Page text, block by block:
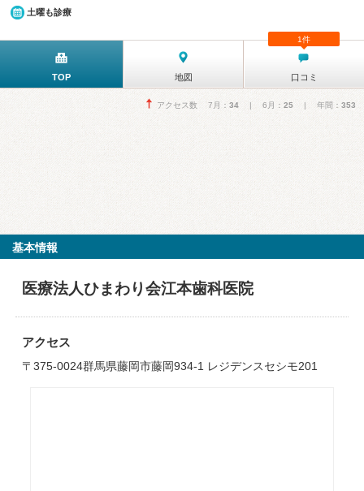
土曜も診療
TOP 地図 口コミ
1件
アクセス数 7月： 34 | 6月： 25 | 年間： 353
基本情報
医療法人ひまわり会江本歯科医院
アクセス
〒375-0024群馬県藤岡市藤岡934-1 レジデンスセシモ201